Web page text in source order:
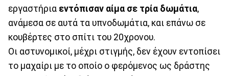
εργαστήρια εντόπισαν αίμα σε τρία δωμάτια,
ανάμεσα σε αυτά τα υπνοδωμάτια, και επάνω σε
κουβέρτες στο σπίτι του 20χρονου.
Οι αστυνομικοί, μέχρι στιγμής, δεν έχουν εντοπίσει
το μαχαίρι με το οποίο ο φερόμενος ως δράστης